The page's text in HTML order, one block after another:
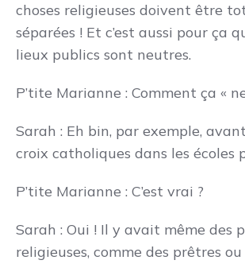
choses religieuses doivent être
séparées ! Et c’est aussi pour ça
lieux publics sont neutres.
P’tite Marianne : Comment ça «
Sarah : Eh bin, par exemple,
croix catholiques dans les écoles
P’tite Marianne : C’est vrai ?
Sarah : Oui ! Il y avait même des
religieuses, comme des prêtres